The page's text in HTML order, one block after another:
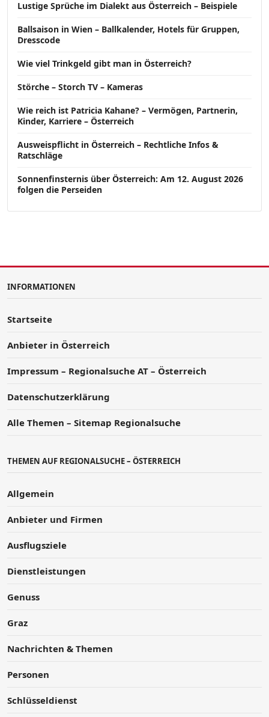
Lustige Sprüche im Dialekt aus Österreich – Beispiele
Ballsaison in Wien – Ballkalender, Hotels für Gruppen,
Dresscode
Wie viel Trinkgeld gibt man in Österreich?
Störche – Storch TV – Kameras
Wie reich ist Patricia Kahane? – Vermögen, Partnerin,
Kinder, Karriere – Österreich
Ausweispflicht in Österreich – Rechtliche Infos &
Ratschläge
Sonnenfinsternis über Österreich: Am 12. August 2026
folgen die Perseiden
INFORMATIONEN
Startseite
Anbieter in Österreich
Impressum – Regionalsuche AT – Österreich
Datenschutzerklärung
Alle Themen – Sitemap Regionalsuche
THEMEN AUF REGIONALSUCHE – ÖSTERREICH
Allgemein
Anbieter und Firmen
Ausflugsziele
Dienstleistungen
Genuss
Graz
Nachrichten & Themen
Personen
Schlüsseldienst